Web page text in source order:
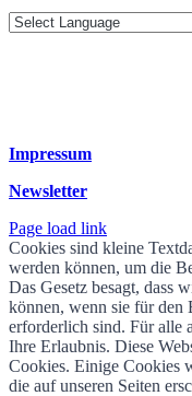
Impressum
Newsletter
Page load link
Cookies sind kleine
werden können, um die
Das Gesetz besagt, dass
können, wenn sie für den
erforderlich sind. Für alle
Ihre Erlaubnis. Diese
Cookies. Einige Cookies
die auf unseren Seiten